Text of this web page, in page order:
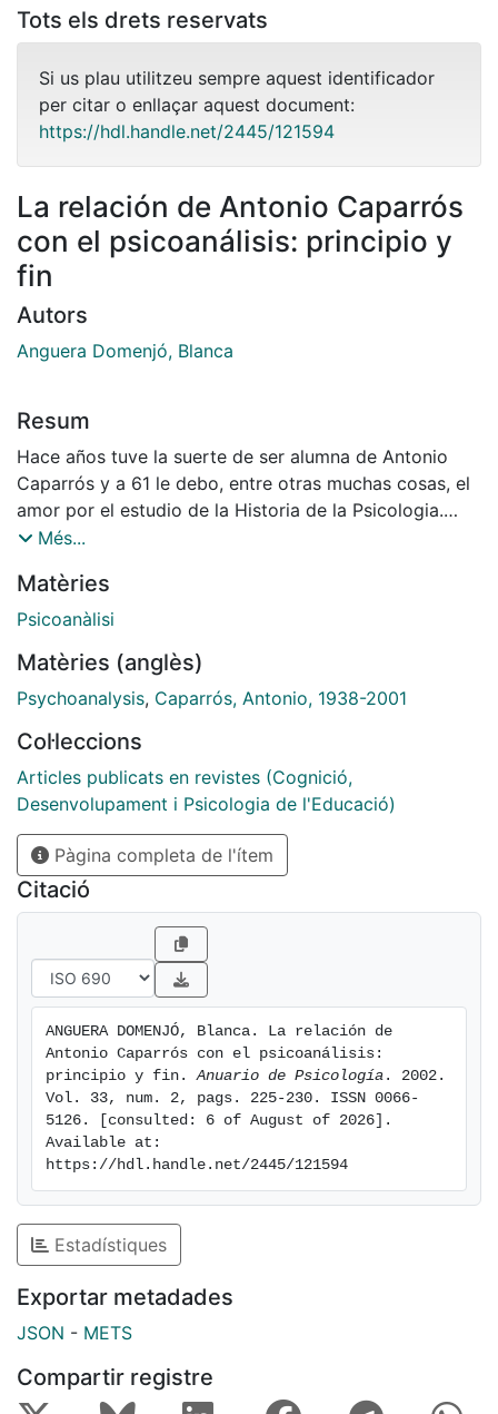
Tots els drets reservats
Si us plau utilitzeu sempre aquest identificador
per citar o enllaçar aquest document:
https://hdl.handle.net/2445/121594
La relación de Antonio Caparrós
con el psicoanálisis: principio y
fin
Autors
Anguera Domenjó, Blanca
Resum
Hace años tuve la suerte de ser alumna de Antonio
Caparrós y a 61 le debo, entre otras muchas cosas, el
amor por el estudio de la Historia de la Psicologia.
Quiero compartir hoy con ustedes recuerdos de esa
caracteristicas de aquellos años universitarios y
especialmente mencionar la vinculación de Antonio
eran ya 10s últimos años de la dictadura, pero ésta
continuaba manifestándose áspera y dura, sesgando la
muchos otros. La presencia de > en el ámbito
universitario era casi cotidiana y durante el curso, que
entonces tenia una duración de nueve meses, las aulas
podian quedar cerradas rnás de la rnitad del tiempo.
Es necesario añadir que todas, absolutamente todas,
las clases debian darse en castellano.
Més...
Matèries
Psicoanàlisi
Matèries (anglès)
Psychoanalysis, Caparrós, Antonio, 1938-2001
Col·leccions
Articles publicats en revistes (Cognició,
Desenvolupament i Psicologia de l'Educació)
Pàgina completa de l'ítem
Citació
ANGUERA DOMENJÓ, Blanca. La relación de
Antonio Caparrós con el psicoanálisis:
principio y fin. Anuario de Psicología . 2002.
Vol. 33, num. 2, pags. 225-230. ISSN 0066-
5126. [consulted: 6 of August of 2026].
Available at:
https://hdl.handle.net/2445/121594
Estadístiques
Exportar metadades
JSON - METS
Compartir registre